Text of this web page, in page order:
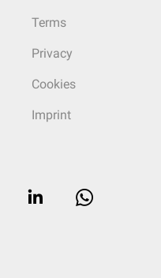
Terms
Privacy
Cookies
Imprint